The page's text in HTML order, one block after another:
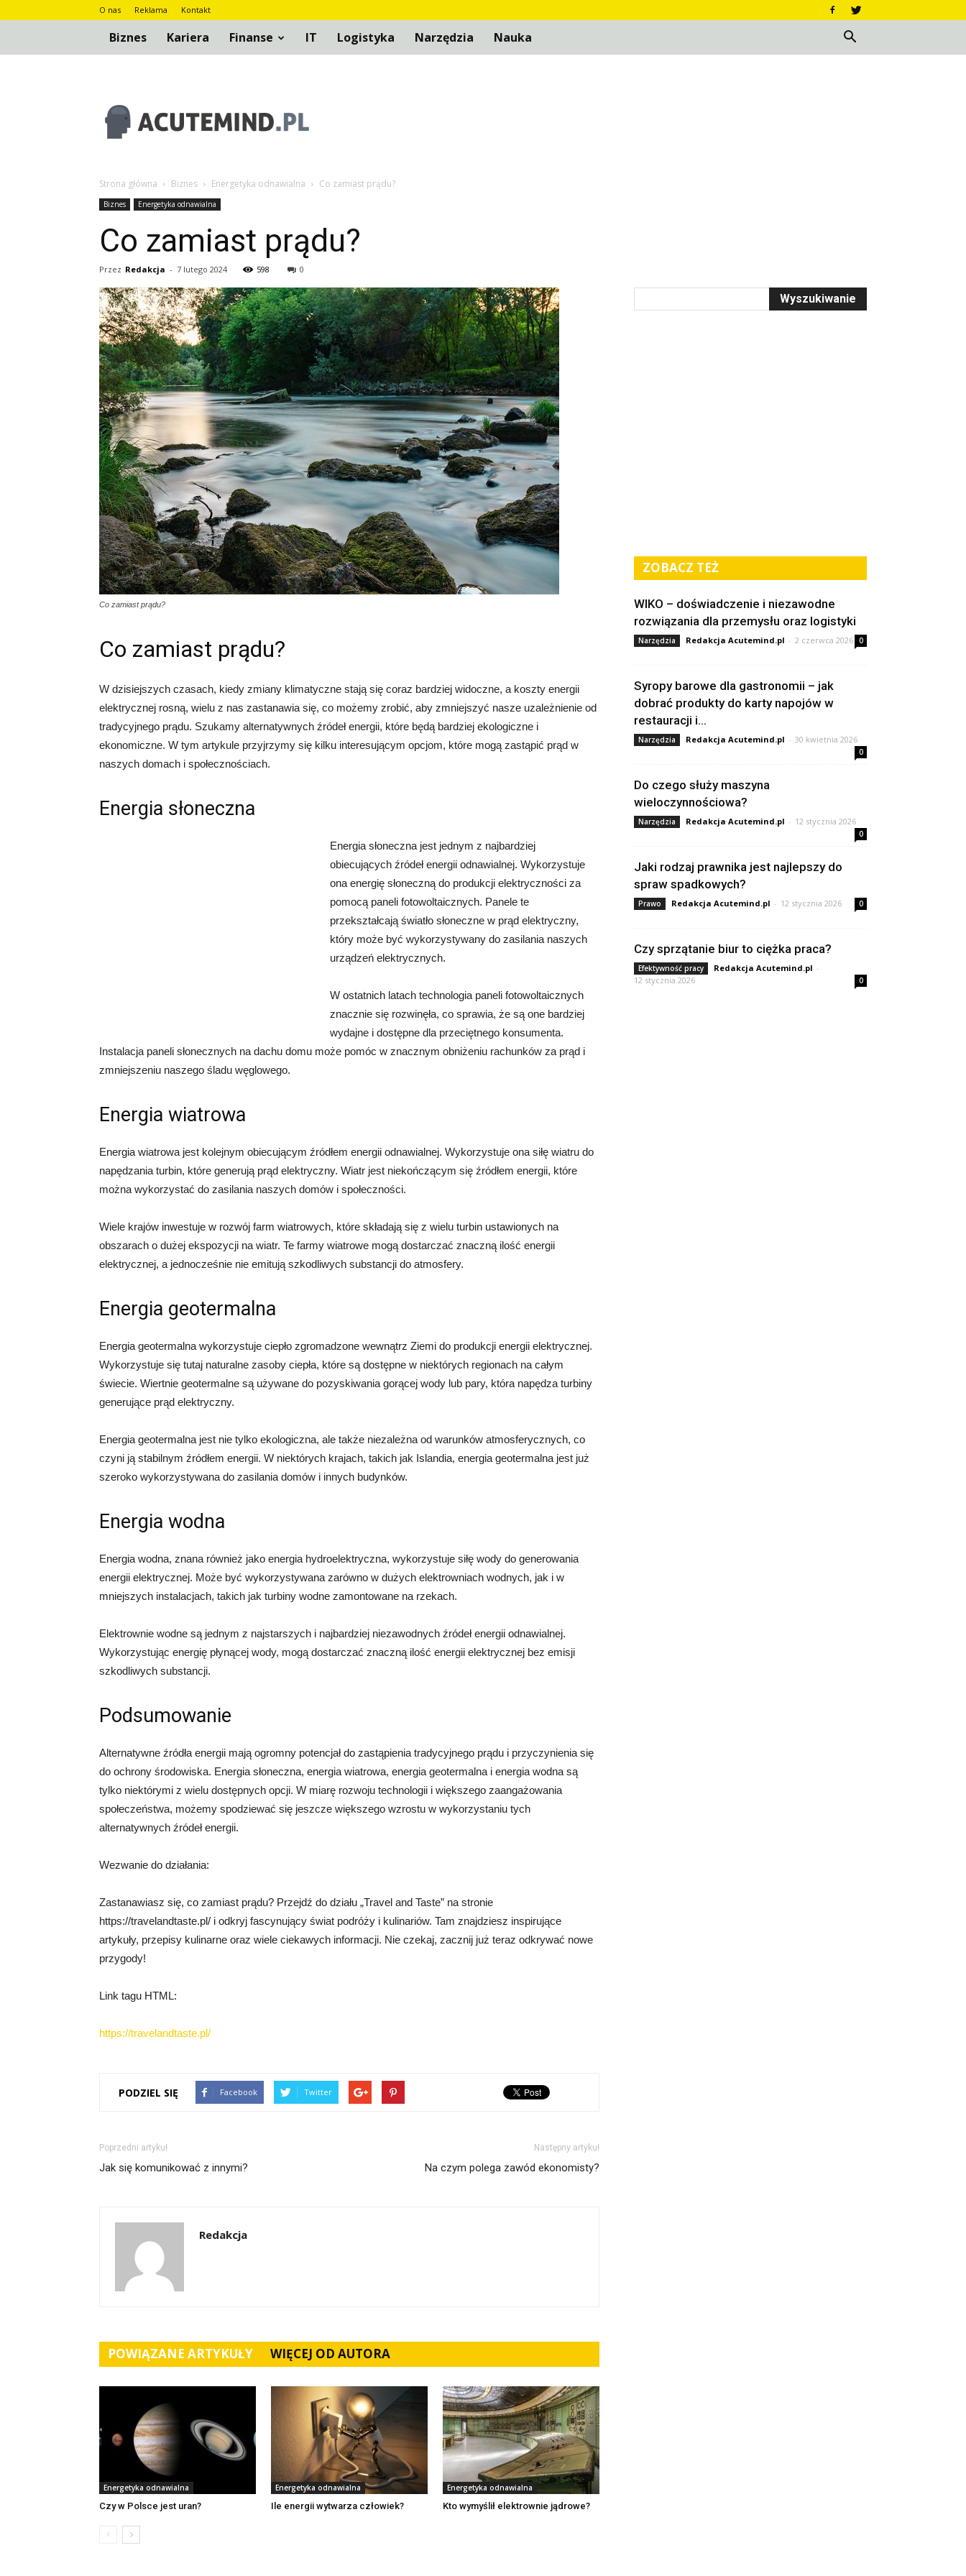
O nas Reklama Kontakt
Biznes Kariera Finanse IT Logistyka Narzędzia Nauka
Strona główna Biznes Energetyka odnawialna Co zamiast prądu?
Biznes Energetyka odnawialna
Co zamiast prądu?
Przez Redakcja - 7 lutego 2024 598 0
Co zamiast prądu?
Co zamiast prądu?
W dzisiejszych czasach, kiedy zmiany klimatyczne stają się coraz bardziej widoczne, a koszty energii
elektrycznej rosną, wielu z nas zastanawia się, co możemy zrobić, aby zmniejszyć nasze uzależnienie od
tradycyjnego prądu. Szukamy alternatywnych źródeł energii, które będą bardziej ekologiczne i
ekonomiczne. W tym artykule przyjrzymy się kilku interesującym opcjom, które mogą zastąpić prąd w
naszych domach i społecznościach.
Energia słoneczna
Energia słoneczna jest jednym z najbardziej
obiecujących źródeł energii odnawialnej. Wykorzystuje
ona energię słoneczną do produkcji elektryczności za
pomocą paneli fotowoltaicznych. Panele te
przekształcają światło słoneczne w prąd elektryczny,
który może być wykorzystywany do zasilania naszych
urządzeń elektrycznych.
W ostatnich latach technologia paneli fotowoltaicznych
znacznie się rozwinęła, co sprawia, że są one bardziej
wydajne i dostępne dla przeciętnego konsumenta.
Instalacja paneli słonecznych na dachu domu może pomóc w znacznym obniżeniu rachunków za prąd i
zmniejszeniu naszego śladu węglowego.
Energia wiatrowa
Energia wiatrowa jest kolejnym obiecującym źródłem energii odnawialnej. Wykorzystuje ona siłę wiatru do
napędzania turbin, które generują prąd elektryczny. Wiatr jest niekończącym się źródłem energii, które
można wykorzystać do zasilania naszych domów i społeczności.
Wiele krajów inwestuje w rozwój farm wiatrowych, które składają się z wielu turbin ustawionych na
obszarach o dużej ekspozycji na wiatr. Te farmy wiatrowe mogą dostarczać znaczną ilość energii
elektrycznej, a jednocześnie nie emitują szkodliwych substancji do atmosfery.
Energia geotermalna
Energia geotermalna wykorzystuje ciepło zgromadzone wewnątrz Ziemi do produkcji energii elektrycznej.
Wykorzystuje się tutaj naturalne zasoby ciepła, które są dostępne w niektórych regionach na całym
świecie. Wiertnie geotermalne są używane do pozyskiwania gorącej wody lub pary, która napędza turbiny
generujące prąd elektryczny.
Energia geotermalna jest nie tylko ekologiczna, ale także niezależna od warunków atmosferycznych, co
czyni ją stabilnym źródłem energii. W niektórych krajach, takich jak Islandia, energia geotermalna jest już
szeroko wykorzystywana do zasilania domów i innych budynków.
Energia wodna
Energia wodna, znana również jako energia hydroelektryczna, wykorzystuje siłę wody do generowania
energii elektrycznej. Może być wykorzystywana zarówno w dużych elektrowniach wodnych, jak i w
mniejszych instalacjach, takich jak turbiny wodne zamontowane na rzekach.
Elektrownie wodne są jednym z najstarszych i najbardziej niezawodnych źródeł energii odnawialnej.
Wykorzystując energię płynącej wody, mogą dostarczać znaczną ilość energii elektrycznej bez emisji
szkodliwych substancji.
Podsumowanie
Alternatywne źródła energii mają ogromny potencjał do zastąpienia tradycyjnego prądu i przyczynienia się
do ochrony środowiska. Energia słoneczna, energia wiatrowa, energia geotermalna i energia wodna są
tylko niektórymi z wielu dostępnych opcji. W miarę rozwoju technologii i większego zaangażowania
społeczeństwa, możemy spodziewać się jeszcze większego wzrostu w wykorzystaniu tych
alternatywnych źródeł energii.
Wezwanie do działania:
Zastanawiasz się, co zamiast prądu? Przejdź do działu „Travel and Taste” na stronie
https://travelandtaste.pl/ i odkryj fascynujący świat podróży i kulinariów. Tam znajdziesz inspirujące
artykuły, przepisy kulinarne oraz wiele ciekawych informacji. Nie czekaj, zacznij już teraz odkrywać nowe
przygody!
Link tagu HTML:
https://travelandtaste.pl/
PODZIEL SIĘ Facebook Twitter
Poprzedni artykuł
Jak się komunikować z innymi?
Następny artykuł
Na czym polega zawód ekonomisty?
Redakcja
POWIĄZANE ARTYKUŁY WIĘCEJ OD AUTORA
Energetyka odnawialna
Czy w Polsce jest uran?
Energetyka odnawialna
Ile energii wytwarza człowiek?
Energetyka odnawialna
Kto wymyślił elektrownie jądrowe?
ZOBACZ TEŻ
WIKO – doświadczenie i niezawodne
rozwiązania dla przemysłu oraz logistyki
Narzędzia Redakcja Acutemind.pl - 2 czerwca 2026 0
Syropy barowe dla gastronomii – jak
dobrać produkty do karty napojów w
restauracji i...
Narzędzia Redakcja Acutemind.pl - 30 kwietnia 2026
0
Do czego służy maszyna
wieloczynnościowa?
Narzędzia Redakcja Acutemind.pl - 12 stycznia 2026
0
Jaki rodzaj prawnika jest najlepszy do
spraw spadkowych?
Prawo Redakcja Acutemind.pl - 12 stycznia 2026 0
Czy sprzątanie biur to ciężka praca?
Efektywność pracy Redakcja Acutemind.pl -
12 stycznia 2026
0